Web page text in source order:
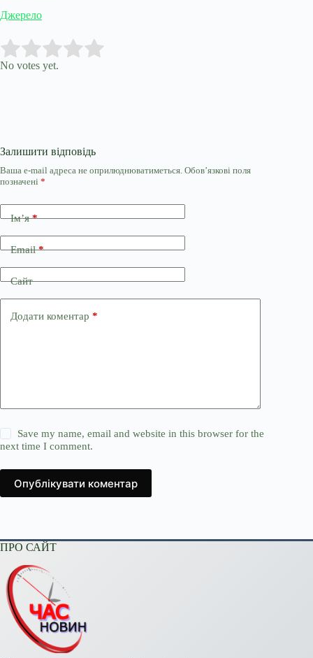
Джерело
Rate this item:
No votes yet.
Залишити відповідь
Ваша e-mail адреса не оприлюднюватиметься. Обов’язкові поля
позначені *
Ім’я*
Email*
Сайт
Додати коментар *
Save my name, email and website in this browser for the
next time I comment.
Опублікувати коментар
ПРО САЙТ